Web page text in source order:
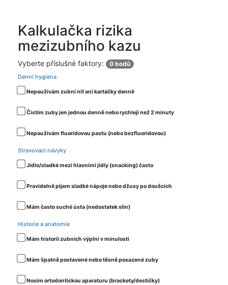
Kalkulačka rizika
mezizubního kazu
Vyberte příslušné faktory: 0 bodů
Denní hygiena
Nepoužívám zubní niť ani kartáčky denně
Čistím zuby jen jednou denně nebo rychleji než 2 minuty
Nepoužívám fluoridovou pastu (nebo bezfluoridovou)
Stravovací návyky
Jídlo/sladké mezi hlavními jídly (snacking) často
Pravidelně pijem sladké nápoje nebo džusy po doušcích
Mám často suché ústa (nedostatek slin)
Historie a anatomie
Mám historii zubních výplní v minulosti
Mám špatně postavené nebo těsně posazené zuby
Nosím ortodontickou aparaturu (brackety/destičky)